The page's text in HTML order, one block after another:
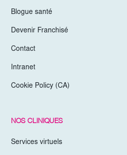
Blogue santé
Devenir Franchisé
Contact
Intranet
Cookie Policy (CA)
NOS CLINIQUES
Services virtuels